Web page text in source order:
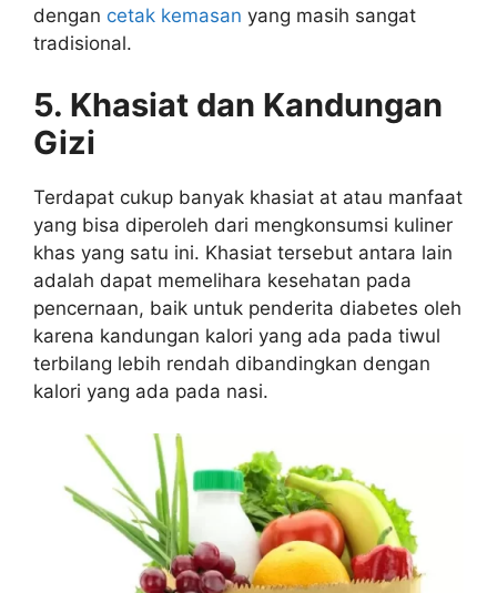
dengan cetak kemasan yang masih sangat
tradisional.
5. Khasiat dan Kandungan
Gizi
Terdapat cukup banyak khasiat at atau manfaat
yang bisa diperoleh dari mengkonsumsi kuliner
khas yang satu ini. Khasiat tersebut antara lain
adalah dapat memelihara kesehatan pada
pencernaan, baik untuk penderita diabetes oleh
karena kandungan kalori yang ada pada tiwul
terbilang lebih rendah dibandingkan dengan
kalori yang ada pada nasi.